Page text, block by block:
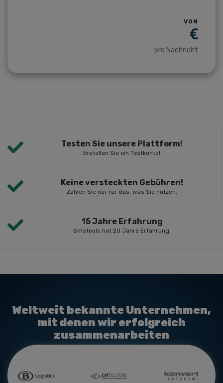
VON
€
pro Nachricht
Testen Sie unsere Plattform!
Erstellen Sie ein Testkonto!
Keine versteckten Gebühren!
Zahlen Sie nur für das, was Sie nutzen.
15 Jahre Erfahrung
Smstools hat 20 Jahre Erfahrung.
Weltweit bekannte Unternehmen,
mit denen wir erfolgreich
zusammenarbeiten